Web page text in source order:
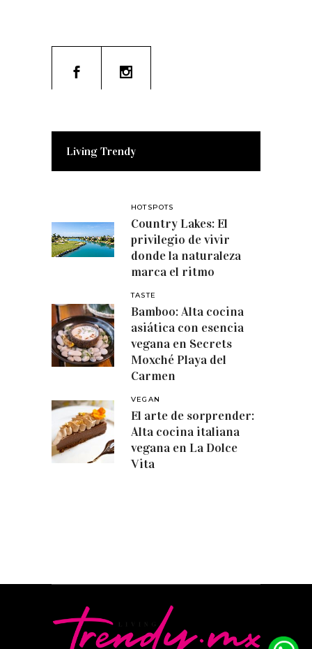
Living Trendy
HOTSPOTS
Country Lakes: El
privilegio de vivir
donde la naturaleza
marca el ritmo
TASTE
Bamboo: Alta cocina
asiática con esencia
vegana en Secrets
Moxché Playa del
Carmen
VEGAN
El arte de sorprender:
Alta cocina italiana
vegana en La Dolce
Vita